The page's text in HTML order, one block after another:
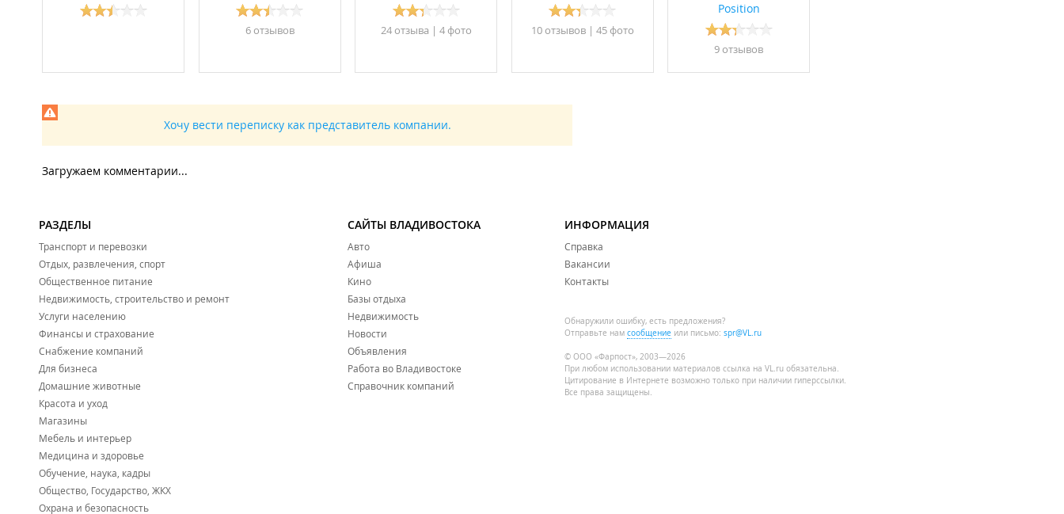
6 отзывов 24 отзывa | 4 фото 10 отзывов| 45 фото
Position
9 отзывов
Хочу вести переписку как представитель компании.
Загружаем комментарии...
РАЗДЕЛЫ
Транспорт и перевозки
Отдых, развлечения, спорт
Общественное питание
Недвижимость, строительство и ремонт
Услуги населению
Финансы и страхование
Снабжение компаний
Для бизнеса
Домашние животные
Красота и уход
Магазины
Мебель и интерьер
Медицина и здоровье
Обучение, наука, кадры
Общество, Государство, ЖКХ
Охрана и безопасность
САЙТЫ ВЛАДИВОСТОКА
Авто
Афиша
Кино
Базы отдыха
Недвижимость
Новости
Объявления
Работа во Владивостоке
Справочник компаний
ИНФОРМАЦИЯ
Справка
Вакансии
Контакты
Обнаружили ошибку, есть предложения?
Отправьте нам сообщение или письмо: spr@VL.ru
© ООО «Фарпост», 2003—2026
При любом использовании материалов ссылка на VL.ru обязательна.
Цитирование в Интернете возможно только при наличии гиперссылки.
Все права защищены.